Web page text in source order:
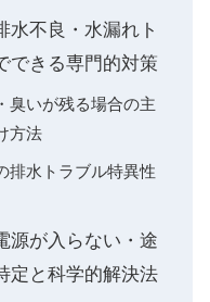
水不良・水漏れト
できる専門的対策
臭いが残る場合の主
方法
排水トラブル特異性
源が入らない・途
定と科学的解決法